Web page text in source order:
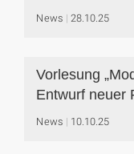
News 28.10.25
Vorlesung
Entwurf neuer
News 10.10.25